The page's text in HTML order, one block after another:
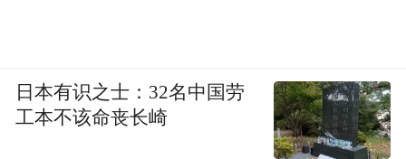
日本有识之士：32名中国劳
工本不该命丧长崎